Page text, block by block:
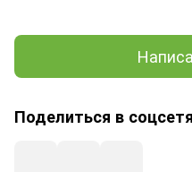
Поделиться в